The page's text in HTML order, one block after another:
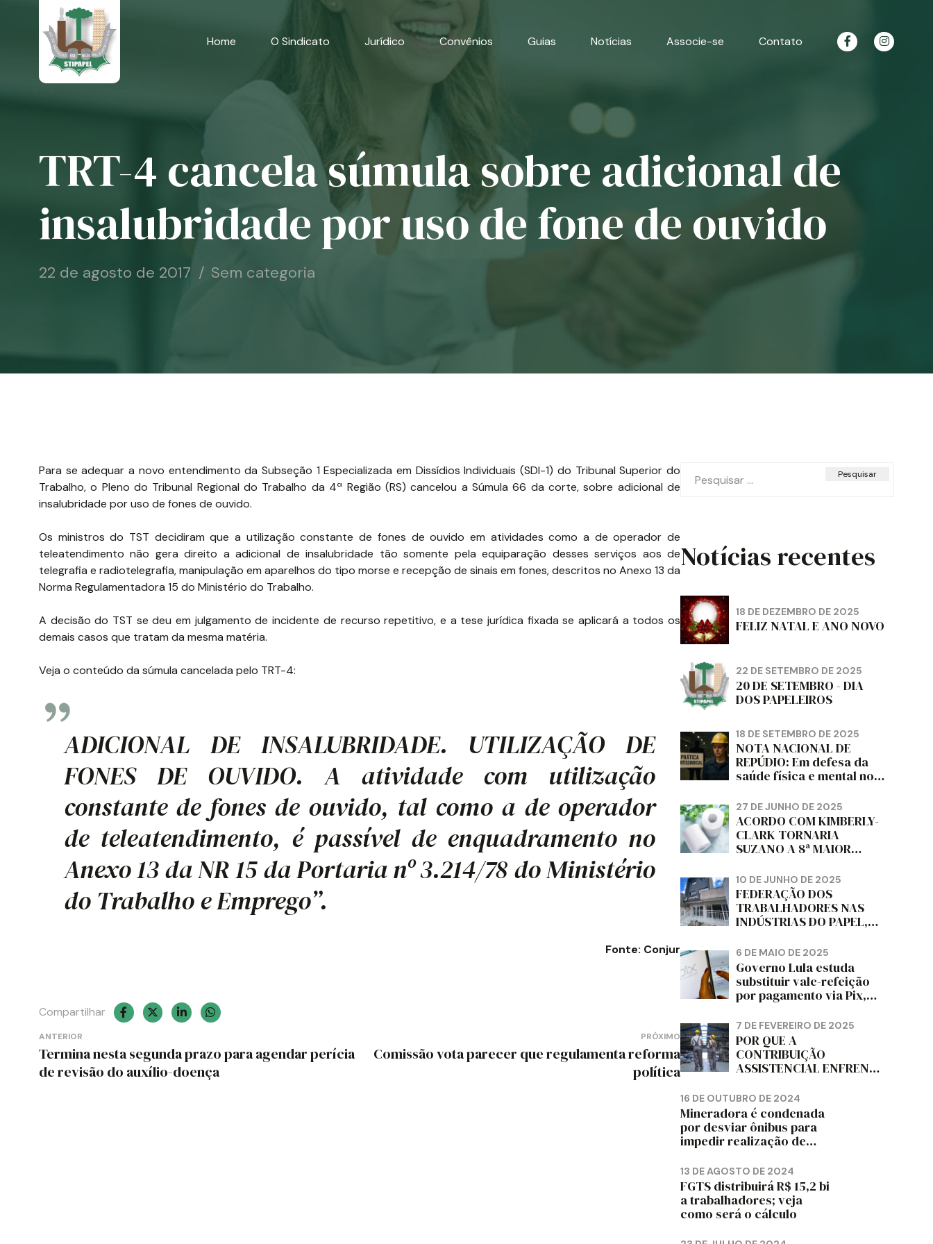
Home O Sindicato Jurídico Convênios Guias Notícias Associe-se Contato
TRT-4 cancela súmula sobre adicional de
insalubridade por uso de fone de ouvido
22 de agosto de 2017 Sem categoria
Para se adequar a novo entendimento da Subseção 1 Especializada em Dissídios Individuais (SDI-1) do Tribunal Superior do
Trabalho, o Pleno do Tribunal Regional do Trabalho da 4ª Região (RS) cancelou a Súmula 66 da corte, sobre adicional de
insalubridade por uso de fones de ouvido.
Os ministros do TST decidiram que a utilização constante de fones de ouvido em atividades como a de operador de
teleatendimento não gera direito a adicional de insalubridade tão somente pela equiparação desses serviços aos de
telegrafia e radiotelegrafia, manipulação em aparelhos do tipo morse e recepção de sinais em fones, descritos no Anexo 13 da
Norma Regulamentadora 15 do Ministério do Trabalho.
A decisão do TST se deu em julgamento de incidente de recurso repetitivo, e a tese jurídica fixada se aplicará a todos os
demais casos que tratam da mesma matéria.
Veja o conteúdo da súmula cancelada pelo TRT-4:
ADICIONAL DE INSALUBRIDADE. UTILIZAÇÃO DE
FONES DE OUVIDO. A atividade com utilização
constante de fones de ouvido, tal como a de operador
de teleatendimento, é passível de enquadramento no
Anexo 13 da NR 15 da Portaria nº 3.214/78 do Ministério
do Trabalho e Emprego”.
Fonte: Conjur
Compartilhar
Navegação
de
ANTERIOR
Termina nesta segunda prazo para agendar perícia
de revisão do auxílio-doença
PRÓXIMO
Comissão vota parecer que regulamenta reforma
política
por:
Notícias recentes
18 DE DEZEMBRO DE 2025
FELIZ NATAL E ANO NOVO
22 DE SETEMBRO DE 2025
20 DE SETEMBRO - DIA
DOS PAPELEIROS
18 DE SETEMBRO DE 2025
NOTA NACIONAL DE
REPÚDIO: Em defesa da
saúde física e mental no
da dignidade sindical.
27 DE JUNHO DE 2025
ACORDO COM KIMBERLY-
CLARK TORNARIA
SUZANO A 8ª MAIOR
HIGIÊNICO DO MUNDO,
DIZ FITCH
10 DE JUNHO DE 2025
FEDERAÇÃO DOS
TRABALHADORES NAS
INDÚSTRIAS DO PAPEL,
CORTIÇA E ARTEFATOS
DE PAPEL DO ESTADO DO
PARANÁ – FETRAPEL-PR
6 DE MAIO DE 2025
Governo Lula estuda
substituir vale-refeição
por pagamento via Pix,
7 DE FEVEREIRO DE 2025
POR QUE A
CONTRIBUIÇÃO
ASSISTENCIAL ENFRENTA
TRABALHADORES?
16 DE OUTUBRO DE 2024
Mineradora é condenada
por desviar ônibus para
impedir realização de
13 DE AGOSTO DE 2024
FGTS distribuirá R$ 15,2 bi
a trabalhadores; veja
como será o cálculo